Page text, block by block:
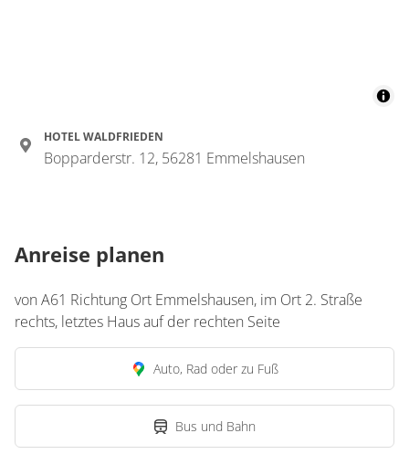
HOTEL WALDFRIEDEN
Bopparderstr. 12, 56281 Emmelshausen
Anreise planen
von A61 Richtung Ort Emmelshausen, im Ort 2. Straße
rechts, letztes Haus auf der rechten Seite
Auto, Rad oder zu Fuß
Bus und Bahn